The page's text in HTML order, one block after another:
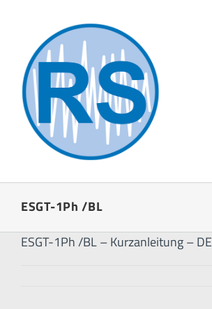
springen
ESGT-1Ph /BL
ESGT-1Ph /BL – Kurzanleitung – DE